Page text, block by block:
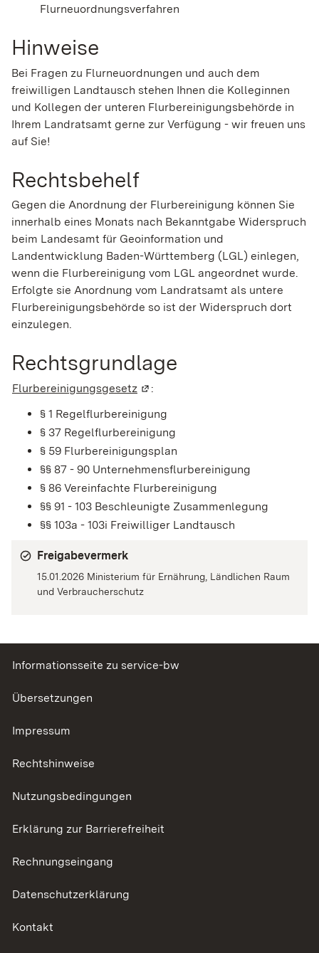
Flurneuordnungsverfahren
Hinweise
Bei Fragen zu Flurneuordnungen und auch dem
freiwilligen Landtausch stehen Ihnen die Kolleginnen
und Kollegen der unteren Flurbereinigungsbehörde in
Ihrem Landratsamt gerne zur Verfügung - wir freuen uns
auf Sie!
Rechtsbehelf
Gegen die Anordnung der Flurbereinigung können Sie
innerhalb eines Monats nach Bekanntgabe Widerspruch
beim Landesamt für Geoinformation und
Landentwicklung Baden-Württemberg (LGL) einlegen,
wenn die Flurbereinigung vom LGL angeordnet wurde.
Erfolgte sie Anordnung vom Landratsamt als untere
Flurbereinigungsbehörde so ist der Widerspruch dort
einzulegen.
Rechtsgrundlage
Flurbereinigungsgesetz (Wird in einem neuen Fenster
:
§ 1 Regelflurbereinigung
§ 37 Regelflurbereinigung
§ 59 Flurbereinigungsplan
§§ 87 - 90 Unternehmensflurbereinigung
§ 86 Vereinfachte Flurbereinigung
§§ 91 - 103 Beschleunigte Zusammenlegung
§§ 103a - 103i Freiwilliger Landtausch
Freigabevermerk
15.01.2026 Ministerium für Ernährung, Ländlichen Raum
und Verbraucherschutz
Informationsseite zu service-bw
Übersetzungen
Impressum
Rechtshinweise
Nutzungsbedingungen
Erklärung zur Barrierefreiheit
Rechnungseingang
Datenschutzerklärung
Kontakt